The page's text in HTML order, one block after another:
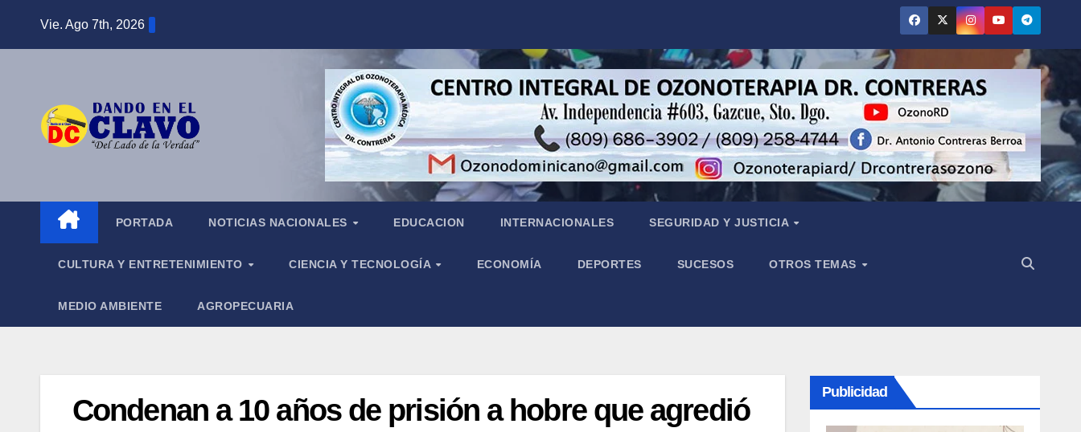
Vie. Ago 7th, 2026
PORTADA NOTICIAS NACIONALES EDUCACION INTERNACIONALES SEGURIDAD Y JUSTICIA
CULTURA Y ENTRETENIMIENTO CIENCIA Y TECNOLOGÍA ECONOMÍA DEPORTES SUCESOS OTROS TEMAS
MEDIO AMBIENTE AGROPECUARIA
Condenan a 10 años de prisión a hobre que agredió
Publicidad